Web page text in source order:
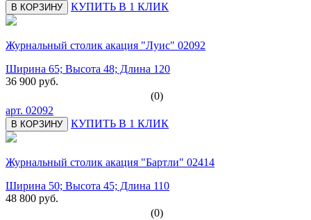
В КОРЗИНУ КУПИТЬ В 1 КЛИК
Журнальный столик акация "Луис" 02092
Ширина 65; Высота 48; Длина 120
36 900 руб.
(0)
арт. 02092
В КОРЗИНУ КУПИТЬ В 1 КЛИК
Журнальный столик акация "Бартли" 02414
Ширина 50; Высота 45; Длина 110
48 800 руб.
(0)